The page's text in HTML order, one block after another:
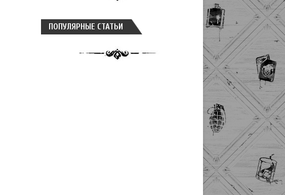
ПОПУЛЯРНЫЕ СТАТЬИ